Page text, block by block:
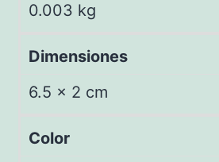
0.003 kg
Dimensiones
6.5 × 2 cm
Color